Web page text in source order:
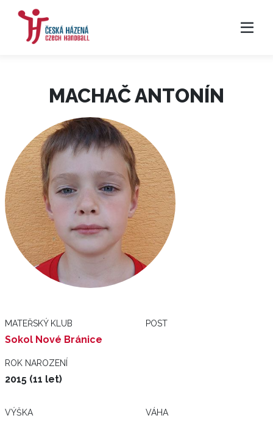
MACHAČ ANTONÍN
MATEŘSKÝ KLUB
Sokol Nové Bránice
POST
ROK NAROZENÍ
2015 (11 let)
VÝŠKA VÁHA